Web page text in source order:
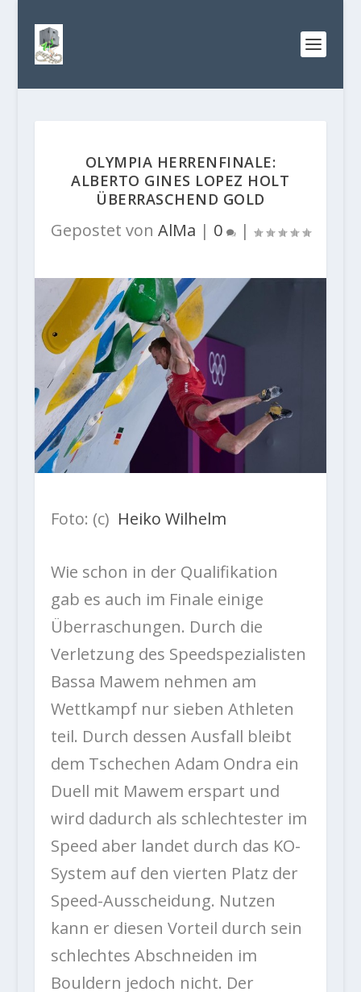
OLYMPIA HERRENFINALE:
ALBERTO GINES LOPEZ HOLT
ÜBERRASCHEND GOLD
Gepostet von AlMa | 0 |
Foto: (c) Heiko Wilhelm
Wie schon in der Qualifikation
gab es auch im Finale einige
Überraschungen. Durch die
Verletzung des Speedspezialisten
Bassa Mawem nehmen am
Wettkampf nur sieben Athleten
teil. Durch dessen Ausfall bleibt
dem Tschechen Adam Ondra ein
Duell mit Mawem erspart und
wird dadurch als schlechtester im
Speed aber landet durch das KO-
System auf den vierten Platz der
Speed-Ausscheidung. Nutzen
kann er diesen Vorteil durch sein
schlechtes Abschneiden im
Bouldern jedoch nicht. Der